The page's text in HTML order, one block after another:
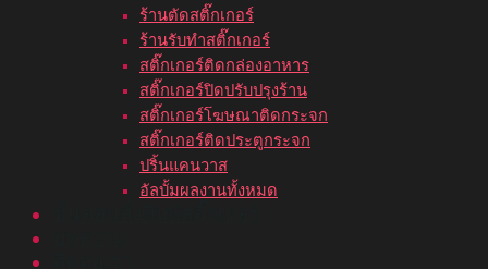
ร้านตัดสติ๊กเกอร์
ร้านรับทำสติ๊กเกอร์
สติ๊กเกอร์ติดกล่องอาหาร
สติ๊กเกอร์ปิดปรับปรุงร้าน
สติ๊กเกอร์โฆษณาติดกระจก
สติ๊กเกอร์ติดประตูกระจก
ปริ้นแคนวาส
อัลบั้มผลงานทั้งหมด